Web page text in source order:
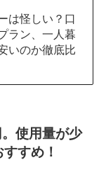
は怪しい？口
ラン、一人暮
いのか徹底比
使用量が少
すめ！